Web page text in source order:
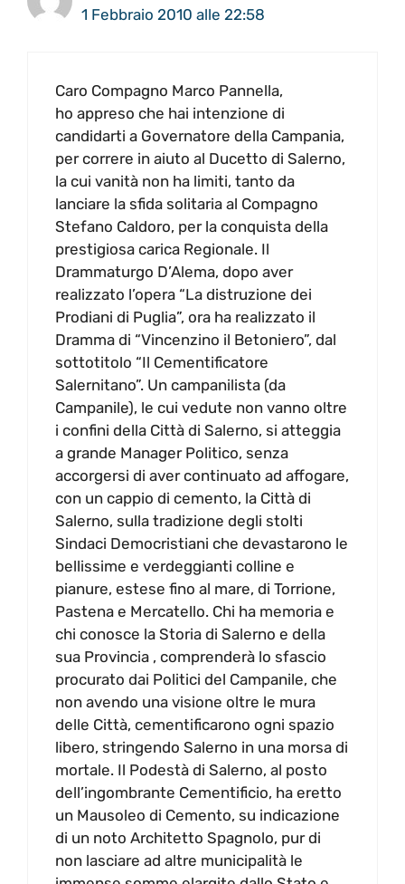
1 Febbraio 2010 alle 22:58
Caro Compagno Marco Pannella,
ho appreso che hai intenzione di
candidarti a Governatore della Campania,
per correre in aiuto al Ducetto di Salerno,
la cui vanità non ha limiti, tanto da
lanciare la sfida solitaria al Compagno
Stefano Caldoro, per la conquista della
prestigiosa carica Regionale. Il
Drammaturgo D’Alema, dopo aver
realizzato l’opera “La distruzione dei
Prodiani di Puglia”, ora ha realizzato il
Dramma di “Vincenzino il Betoniero”, dal
sottotitolo “Il Cementificatore
Salernitano”. Un campanilista (da
Campanile), le cui vedute non vanno oltre
i confini della Città di Salerno, si atteggia
a grande Manager Politico, senza
accorgersi di aver continuato ad affogare,
con un cappio di cemento, la Città di
Salerno, sulla tradizione degli stolti
Sindaci Democristiani che devastarono le
bellissime e verdeggianti colline e
pianure, estese fino al mare, di Torrione,
Pastena e Mercatello. Chi ha memoria e
chi conosce la Storia di Salerno e della
sua Provincia , comprenderà lo sfascio
procurato dai Politici del Campanile, che
non avendo una visione oltre le mura
delle Città, cementificarono ogni spazio
libero, stringendo Salerno in una morsa di
mortale. Il Podestà di Salerno, al posto
dell’ingombrante Cementificio, ha eretto
un Mausoleo di Cemento, su indicazione
di un noto Architetto Spagnolo, pur di
non lasciare ad altre municipalità le